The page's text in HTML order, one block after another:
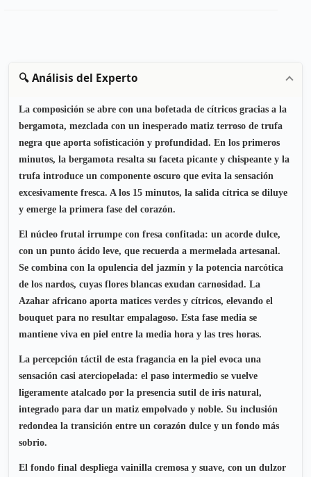
🔍 Análisis del Experto
La composición se abre con una bofetada de cítricos gracias a la
bergamota, mezclada con un inesperado matiz terroso de trufa
negra que aporta sofisticación y profundidad. En los primeros
minutos, la bergamota resalta su faceta picante y chispeante y la
trufa introduce un componente oscuro que evita la sensación
excesivamente fresca. A los 15 minutos, la salida cítrica se diluye
y emerge la primera fase del corazón.
El núcleo frutal irrumpe con fresa confitada: un acorde dulce,
con un punto ácido leve, que recuerda a mermelada artesanal.
Se combina con la opulencia del jazmín y la potencia narcótica
de los nardos, cuyas flores blancas exudan carnosidad. La
Azahar africano aporta matices verdes y cítricos, elevando el
bouquet para no resultar empalagoso. Esta fase media se
mantiene viva en piel entre la media hora y las tres horas.
La percepción táctil de esta fragancia en la piel evoca una
sensación casi aterciopelada: el paso intermedio se vuelve
ligeramente atalcado por la presencia sutil de iris natural,
integrado para dar un matiz empolvado y noble. Su inclusión
redondea la transición entre un corazón dulce y un fondo más
sobrio.
El fondo final despliega vainilla cremosa y suave, con un dulzor